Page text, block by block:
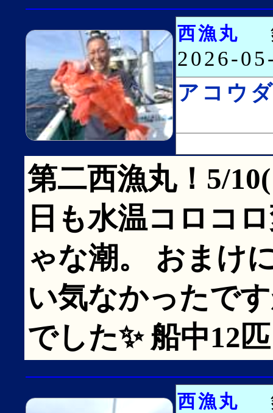
西漁丸
2026-
アコウ
第二西漁丸！5/
日も水温コロコ
ゃな潮。 おまけ
い気なかったで
でした✨ 船中12
西漁丸